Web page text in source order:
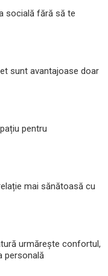
socială fără să te
sunt avantajoase doar
pentru
mai sănătoasă cu
urmărește confortul,
personală